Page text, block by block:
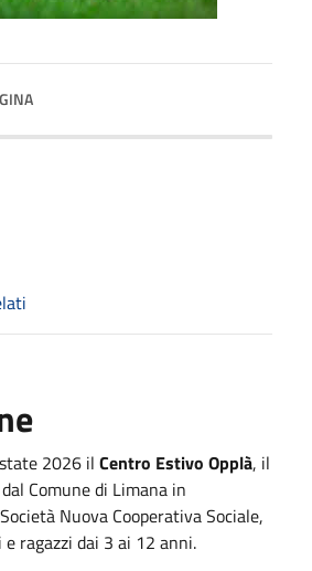
2026 il Centro Estivo Opplà, il
Comune di Limana in
Nuova Cooperativa Sociale,
ragazzi dai 3 ai 12 anni.